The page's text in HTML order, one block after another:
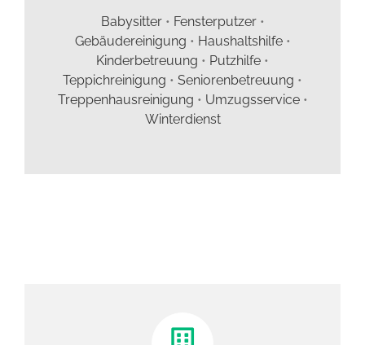
Babysitter• Fensterputzer•
Gebäudereinigung • Haushaltshilfe•
Kinderbetreuung • Putzhilfe •
Teppichreinigung • Seniorenbetreuung •
Treppenhausreinigung • Umzugsservice •
Winterdienst